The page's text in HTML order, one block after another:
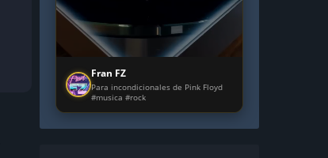
Fran FZ
Para incondicionales de Pink Floyd
#musica #rock